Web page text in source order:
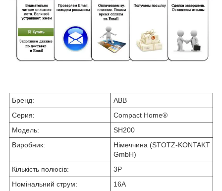
Бренд:
ABB
Серия:
Compact Home®
Модель:
SH200
Виробник:
Німеччина (STOTZ-KONTAKT
GmbH)
Кількість полюсів:
3P
Номінальний струм:
16А